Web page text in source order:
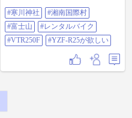
#YZF-R25が欲しい
#寒川神社
#湘南国際村
#富士山
#レンタルバイク
#VTR250F
#YZF-R25が欲しい